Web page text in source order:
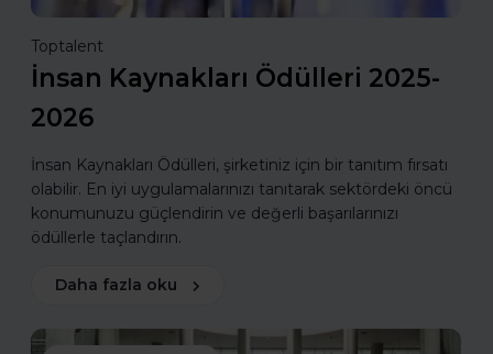
Toptalent
İnsan Kaynakları Ödülleri 2025-
2026
İnsan Kaynakları Ödülleri, şirketiniz için bir tanıtım fırsatı
olabilir. En iyi uygulamalarınızı tanıtarak sektördeki öncü
konumunuzu güçlendirin ve değerli başarılarınızı
ödüllerle taçlandırın.
Daha fazla oku